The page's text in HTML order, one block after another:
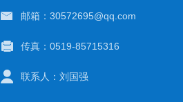
邮箱：30572695@qq.com
传真：0519-85715316
联系人：刘国强